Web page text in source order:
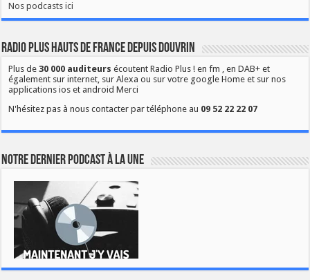
Nos podcasts ici
Radio Plus Hauts de France depuis Douvrin
Plus de30 000 auditeurs écoutent Radio Plus ! en fm , en DAB+ et
également sur internet, sur Alexa ou sur votre google Home et sur nos
applications ios et android Merci
N'hésitez pas à nous contacter par téléphone au 09 52 22 22 07
Notre dernier podcast à la une